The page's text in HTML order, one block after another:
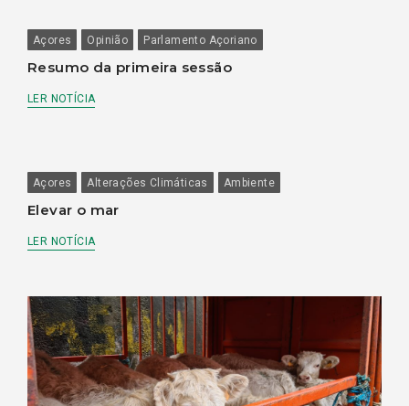
Açores Opinião Parlamento Açoriano
Resumo da primeira sessão
LER NOTÍCIA
Açores Alterações Climáticas Ambiente
Elevar o mar
LER NOTÍCIA